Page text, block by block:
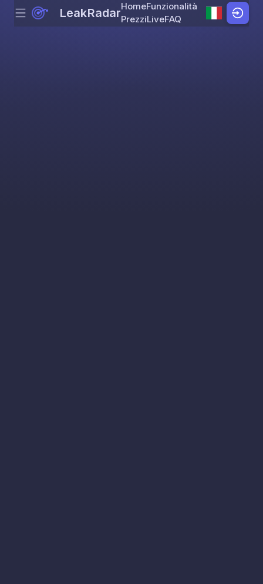
Skip to content
Menu LeakRadarHomeFunzionalità
PrezziLiveFAQ